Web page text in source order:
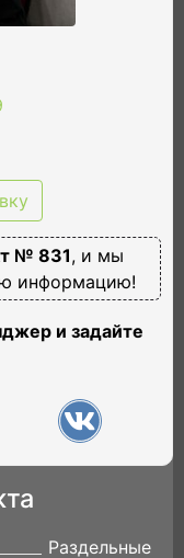
№ 831, и мы
информацию!
и задайте
Раздельные